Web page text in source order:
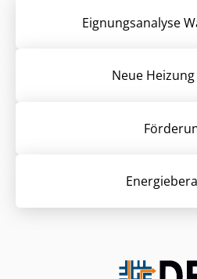
Eignungsanalyse
Neue